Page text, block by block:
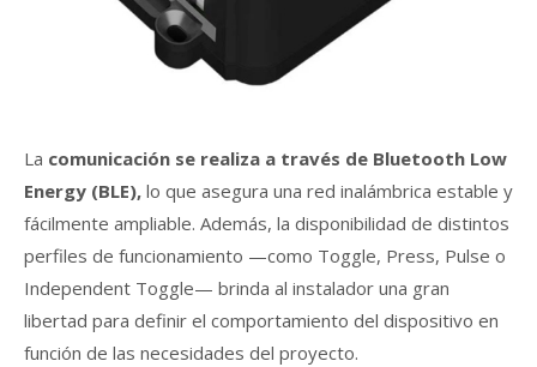
La comunicación se realiza a través de Bluetooth Low
Energy (BLE), lo que asegura una red inalámbrica estable y
fácilmente ampliable. Además, la disponibilidad de distintos
perfiles de funcionamiento —como Toggle, Press, Pulse o
Independent Toggle— brinda al instalador una gran
libertad para definir el comportamiento del dispositivo en
función de las necesidades del proyecto.